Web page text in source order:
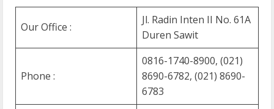
Our Office :
Jl. Radin Inten II No. 61A
Duren Sawit
Phone :
0816-1740-8900, (021)
8690-6782, (021) 8690-
6783